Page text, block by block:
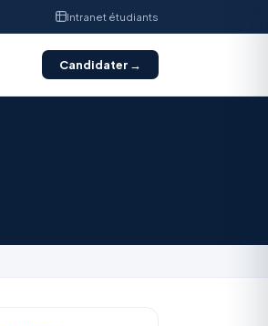
Intranet étudiants
Candidater →